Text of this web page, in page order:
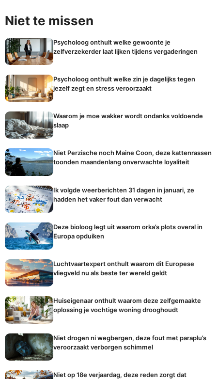
Niet te missen
Psycholoog onthult welke gewoonte je
zelfverzekerder laat lijken tijdens vergaderingen
Psycholoog onthult welke zin je dagelijks tegen
jezelf zegt en stress veroorzaakt
Waarom je moe wakker wordt ondanks voldoende
slaap
Niet Perzische noch Maine Coon, deze kattenrassen
toonden maandenlang onverwachte loyaliteit
Ik volgde weerberichten 31 dagen in januari, ze
hadden het vaker fout dan verwacht
Deze bioloog legt uit waarom orka’s plots overal in
Europa opduiken
Luchtvaartexpert onthult waarom dit Europese
vliegveld nu als beste ter wereld geldt
Huiseigenaar onthult waarom deze zelfgemaakte
oplossing je vochtige woning drooghoudt
Niet drogen ni wegbergen, deze fout met paraplu’s
veroorzaakt verborgen schimmel
Niet op 18e verjaardag, deze reden zorgt dat